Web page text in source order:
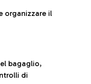
organizzare il
bagaglio,
di